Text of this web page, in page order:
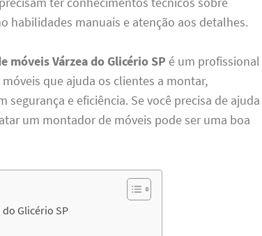
habilidades manuais e atenção aos detalhes.
móveis Várzea do Glicério SP é um profissional
que ajuda os clientes a montar,
e eficiência. Se você precisa de ajuda
um montador de móveis pode ser uma boa
Glicério SP